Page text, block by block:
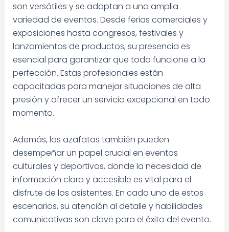
son versátiles y se adaptan a una amplia
variedad de eventos. Desde ferias comerciales y
exposiciones hasta congresos, festivales y
lanzamientos de productos, su presencia es
esencial para garantizar que todo funcione a la
perfección. Estas profesionales están
capacitadas para manejar situaciones de alta
presión y ofrecer un servicio excepcional en todo
momento.
Además, las azafatas también pueden
desempeñar un papel crucial en eventos
culturales y deportivos, donde la necesidad de
información clara y accesible es vital para el
disfrute de los asistentes. En cada uno de estos
escenarios, su atención al detalle y habilidades
comunicativas son clave para el éxito del evento.